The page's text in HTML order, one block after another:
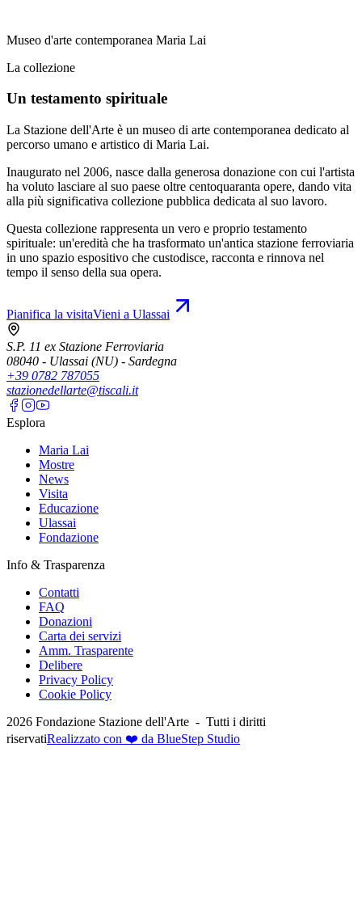
Museo d'arte contemporanea Maria Lai
La collezione
Un testamento spirituale
La Stazione dell'Arte è un museo di arte contemporanea dedicato al
percorso umano e artistico di Maria Lai.
Inaugurato nel 2006, nasce dalla generosa donazione con cui l'artista
ha voluto lasciare al suo paese oltre centoquaranta opere, dando vita
alla più significativa collezione pubblica dedicata al suo lavoro.
Questa collezione rappresenta un vero e proprio testamento
spirituale: un'eredità che ha trasformato un'antica stazione ferroviaria
in uno spazio espositivo che custodisce, racconta e rinnova nel
tempo il senso della sua opera.
Pianifica la visitaVieni a Ulassai
S.P. 11 ex Stazione Ferroviaria
08040 - Ulassai (NU) - Sardegna
+39 0782 787055
stazionedellarte@tiscali.it
Esplora
Maria Lai
Mostre
News
Visita
Educazione
Ulassai
Fondazione
Info & Trasparenza
Contatti
FAQ
Donazioni
Carta dei servizi
Amm. Trasparente
Delibere
Privacy Policy
Cookie Policy
2026 Fondazione Stazione dell'Arte - Tutti i diritti
riservatiRealizzato con ❤️ da BlueStep Studio